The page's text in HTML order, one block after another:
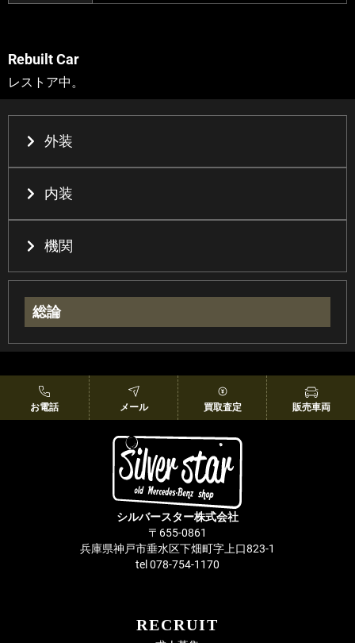
Rebuilt Car
レストア中。
外装
内装
機関
総論
お電話 メール 買取査定 販売車両
シルバースター株式会社
〒655-0861
兵庫県神戸市垂水区下畑町字上口823-1
tel 078-754-1170
RECRUIT